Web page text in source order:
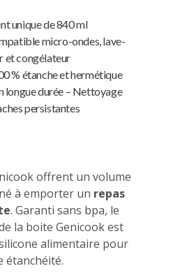
unique de 840 ml
micro-ondes, lave-
et congélateur
% étanche et hermétique
longue durée – Nettoyage
persistantes
offrent un volume
à emporter un repas
. Garanti sans bpa, le
la boite Genicook est
alimentaire pour
étanchéité.